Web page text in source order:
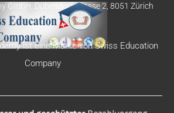
GmbH, Dübendorfstrasse 2, 8051 Zürich
ist eine Marke von Swiss Education
Company